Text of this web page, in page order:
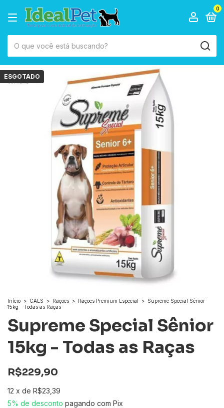
0
ESGOTADO
Início > CÃES > Rações > Rações Premium Especial > Supreme Special Sênior
15kg - Todas as Raças
Supreme Special Sênior
15kg - Todas as Raças
R$229,90
12 x de R$23,39
5% de desconto pagando com Pix